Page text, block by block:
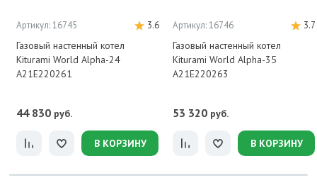
Артикул: 16745 3.6
Газовый настенный котел
Kiturami World Alpha-24
A21E220261
44 830 руб.
В КОРЗИНУ
Артикул: 16746 3.7
Газовый настенный котел
Kiturami World Alpha-35
A21E220263
53 320 руб.
В КОРЗИНУ